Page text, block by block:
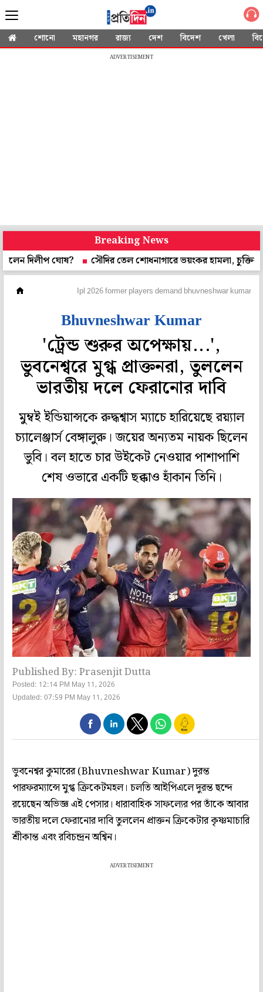
শোনো মহানগর রাজ্য দেশ বিদেশ খেলা
ADVERTISEMENT
Breaking News
ঘোষ?
সৌদির তেল শোধনাগারে ভয়ংকর হামলা, চুক্তির পরই
Ipl 2026 former players demand bhuvneshwar kumars
Bhuvneshwar Kumar
'ট্রেন্ড শুরুর অপেক্ষায়...',
ভুবনেশ্বরে মুগ্ধ প্রাক্তনরা, তুললেন
ভারতীয় দলে ফেরানোর দাবি
মুম্বই ইন্ডিয়ান্সকে রুদ্ধশ্বাস ম্যাচে হারিয়েছে রয়্যাল
চ্যালেঞ্জার্স বেঙ্গালুরু। জয়ের অন্যতম নায়ক ছিলেন
ভুবি। বল হাতে চার উইকেট নেওয়ার পাশাপাশি
শেষ ওভারে একটি ছক্কাও হাঁকান তিনি।
Published By: Prasenjit Dutta
Posted: 12:14 PM May 11, 2026
Updated: 07:59 PM May 11, 2026
ভুবনেশ্বর কুমারের (Bhuvneshwar Kumar) দুরন্ত
পারফরম্যান্সে মুগ্ধ ক্রিকেটমহল। চলতি আইপিএলে দুরন্ত ছন্দে
রয়েছেন অভিজ্ঞ এই পেসার। ধারাবাহিক সাফল্যের পর তাঁকে আবার
ভারতীয় দলে ফেরানোর দাবি তুললেন প্রাক্তন ক্রিকেটার কৃষ্ণমাচারি
শ্রীকান্ত এবং রবিচন্দ্রন অশ্বিন।
ADVERTISEMENT